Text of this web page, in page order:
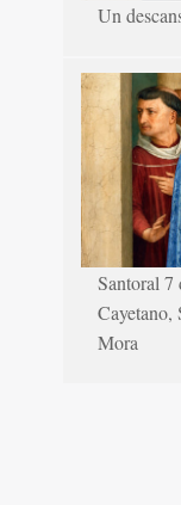
Un
Santoral 7
Cayetano,
Mora